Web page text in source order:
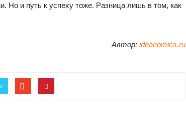
Но и путь к успеху тоже. Разница лишь в том, как
Автор: ideanomics.ru